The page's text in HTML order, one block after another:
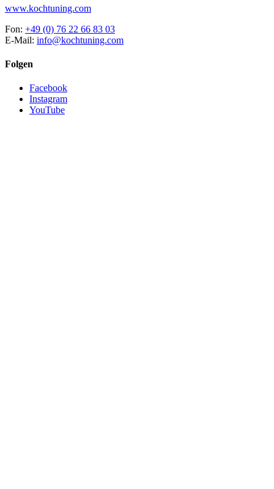
www.kochtuning.com
Fon: +49 (0) 76 22 66 83 03
E-Mail: info@kochtuning.com
Folgen
Facebook
Instagram
YouTube